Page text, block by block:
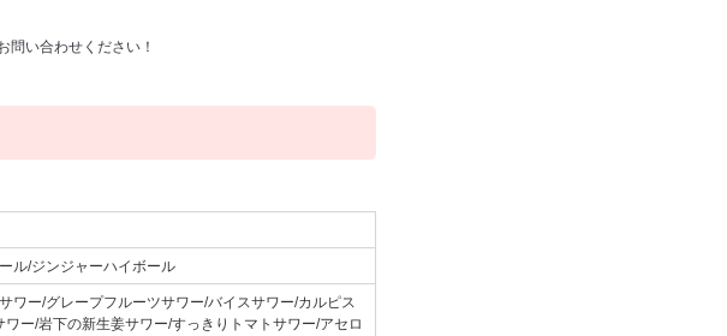
い合わせください！
ル/ジンジャーハイボール
ワー/グレープフルーツサワー/バイスサワー/カルピス
ー/岩下の新生姜サワー/すっきりトマトサワー/アセロ